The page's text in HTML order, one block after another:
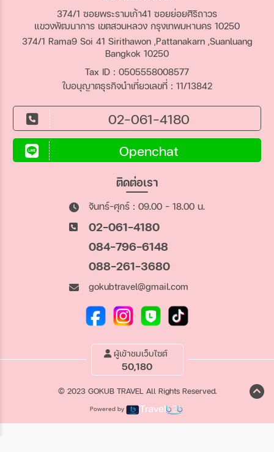
374/1 ซอยพระรามเก้า41 ซอยย่อยศิริถาวร
แขวงพัฒนาการ เขตสวนหลวง กรุงเทพมหานคร 10250
374/1 Rama9 Soi 41 Sirithawon ,Pattanakarn ,Suanluang
Bangkok 10250
Tax ID : 0505558008577
ใบอนุญาตธุรกิจนำเที่ยวเลขที่ : 11/13842
02-061-4180
Openchat
ติดต่อเรา
จันทร์-ศุกร์ : 09.00 - 18.00 น.
02-061-4180
084-796-6148
088-261-3680
gokubtravel@gmail.com
ผู้เข้าชมเว็บไซต์
50,180
© 2023 GOKUB TRAVEL All Rights Reserved.
Powered by